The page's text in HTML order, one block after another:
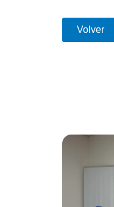
Volver